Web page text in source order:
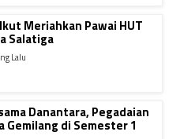
Meriahkan Pawai HUT
Salatiga
Lalu
Danantara, Pegadaian
Gemilang di Semester 1